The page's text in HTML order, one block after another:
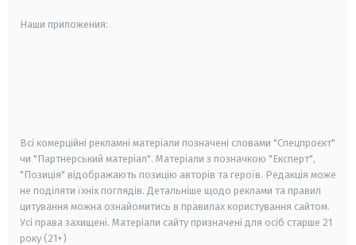
Наши приложения:
Всі комерційні рекламні матеріали позначені словами "Спецпроєкт"
чи "Партнерський матеріал". Матеріали з позначкою "Експерт",
"Позиція" відображають позицію авторів та героїв. Редакція може
не поділяти їхніх поглядів. Детальніше щодо реклами та правил
цитування можна ознайомитись в правилах користування сайтом.
Усі права захищені. Матеріали сайту призначені для осіб старше 21
року (21+)